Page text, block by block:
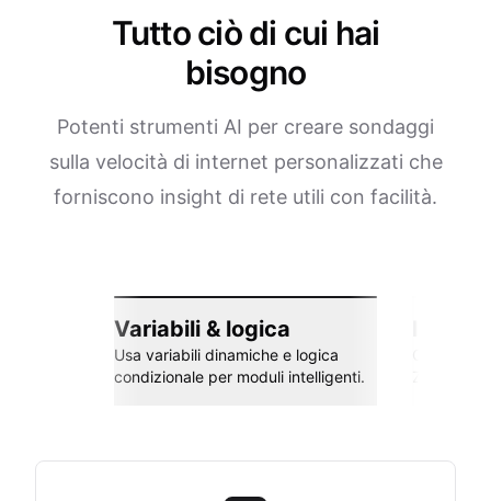
Tutto ciò di cui hai
bisogno
Potenti strumenti AI per creare sondaggi
sulla velocità di internet personalizzati che
forniscono insight di rete utili con facilità.
Variabili & logica
Usa variabili dinamiche e logica
condizionale per moduli intelligenti.